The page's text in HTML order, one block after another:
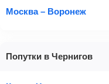
Москва – Воронеж
Попутки в Чернигов